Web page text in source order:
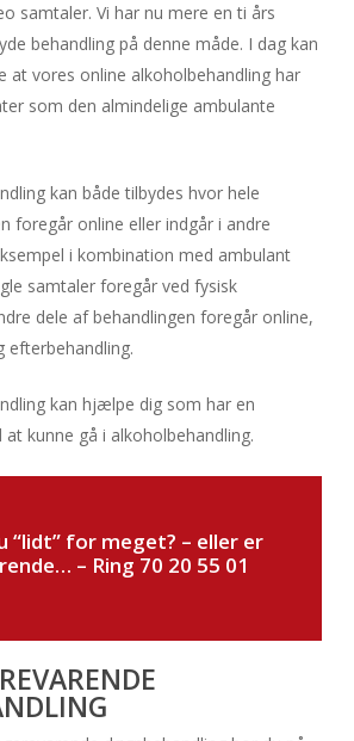
samtaler. Vi har nu mere en ti års
behandling på denne måde. I dag kan
at vores online alkoholbehandling har
som den almindelige ambulante
kan både tilbydes hvor hele
foregår online eller indgår i andre
i kombination med ambulant
samtaler foregår ved fysisk
dele af behandlingen foregår online,
efterbehandling.
kan hjælpe dig som har en
at kunne gå i alkoholbehandling.
“lidt” for meget? – eller er
– Ring 70 20 55 01